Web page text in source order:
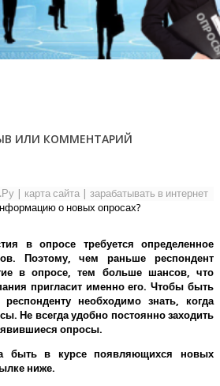
ИЛИ КОММЕНТАРИЙ
карта сайта
зарабатывать в интернет
о новых опросах?
в опросе требуется определенное
Поэтому, чем раньше респондент
в опросе, тем больше шансов, что
пригласит именно его.Чтобы быть
необходимо знать, когда
Не всегда удобно постоянно заходить
опросы.
быть в курсе появляющихся новых
ниже.